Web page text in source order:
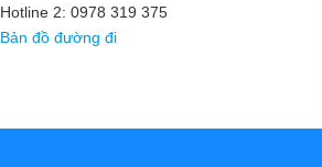
Hotline 2: 0978 319 375
Bản đồ đường đi